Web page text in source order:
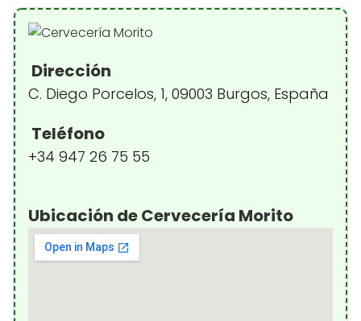
Dirección
C. Diego Porcelos, 1, 09003 Burgos, España
Teléfono
+34 947 26 75 55
Ubicación de Cervecería Morito